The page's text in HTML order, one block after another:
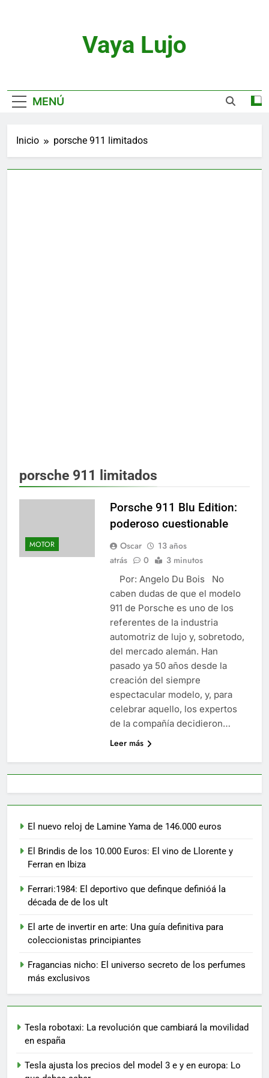
Vaya Lujo
MENÚ
Inicio porsche 911 limitados
porsche 911 limitados
MOTOR
Porsche 911 Blu Edition:
poderoso cuestionable
Oscar
13 años
atrás
0 3 minutos
Por: Angelo Du Bois No
caben dudas de que el modelo
911 de Porsche es uno de los
referentes de la industria
automotriz de lujo y, sobretodo,
del mercado alemán. Han
pasado ya 50 años desde la
creación del siempre
espectacular modelo, y, para
celebrar aquello, los expertos
de la compañía decidieron…
Leer más
El nuevo reloj de Lamine Yama de 146.000 euros
El Brindis de los 10.000 Euros: El vino de Llorente y
Ferran en Ibiza
Ferrari:1984: El deportivo que definque definióá la
década de de los ult
El arte de invertir en arte: Una guía definitiva para
coleccionistas principiantes
Fragancias nicho: El universo secreto de los perfumes
más exclusivos
Tesla robotaxi: La revolución que cambiará la movilidad
en españa
Tesla ajusta los precios del model 3 e y en europa: Lo